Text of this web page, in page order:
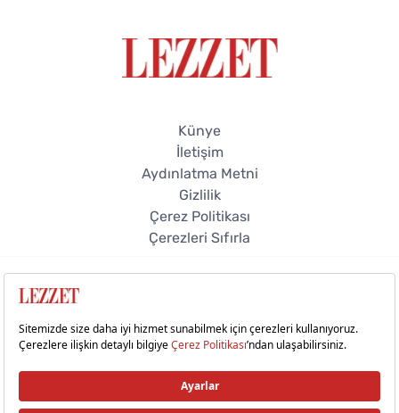
Künye
İletişim
Aydınlatma Metni
Gizlilik
Çerez Politikası
Çerezleri Sıfırla
© 2026 Lezzet Online. Tüm hakları saklıdır.